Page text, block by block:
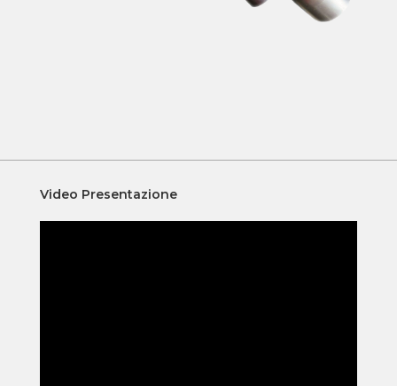
Video Presentazione